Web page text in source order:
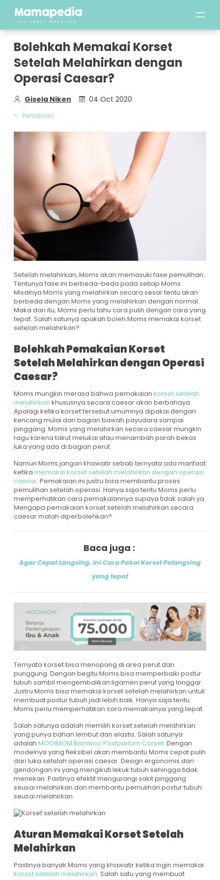
Bolehkah Memakai Korset
Setelah Melahirkan dengan
Operasi Caesar?
Gisela Niken 04 Oct 2020
Persalinan
Setelah melahirkan, Moms akan memasuki fase pemulihan.
Tentunya fase ini berbeda-beda pada setiap Moms.
Misalnya Moms yang melahirkan secara sesar tentu akan
berbeda dengan Moms yang melahirkan dengan normal.
Maka dari itu, Moms perlu tahu cara pulih dengan cara yang
tepat. Salah satunya apakah boleh Moms memakai korset
setelah melahirkan?
Bolehkah Pemakaian Korset
Setelah Melahirkan dengan Operasi
Caesar?
Moms mungkin merasa bahwa pemakaian korset setelah
melahirkan khususnya secara caesar akan berbahaya.
Apalagi ketika korset tersebut umumnya dipakai dengan
kencang mulai dari bagian bawah payudara sampai
pinggang. Moms yang melahirkan secara caesar mungkin
ragu karena takut melukai atau menambah parah bekas
luka yang ada di bagian perut.
Namun Moms jangan khawatir sebab ternyata ada manfaat
ketika memakai korset setelah melahirkan dengan operasi
caesar. Pemakaian ini justru bisa membantu proses
pemulihan setelah operasi. Hanya saja tentu Moms perlu
memperhatikan cara pemakaiannya supaya tidak salah ya.
Mengapa pemakaian korset setelah melahirkan secara
caesar malah diperbolehkan?
Baca juga :
Agar Cepat Langsing, Ini Cara Pakai Korset Pelangsing
yang tepat
Ternyata korset bisa menopang di area perut dan
punggung. Dengan begitu Moms bisa memperbaiki postur
tubuh sambil mengembalikan ligamen perut yang longgar.
Justru Moms bisa memakai korset setelah melahirkan untuk
membuat postur tubuh jadi lebih baik. Hanya saja tentu
Moms perlu memperhatikan cara memakainya yang tepat.
Salah satunya adalah memilih korset setelah melahirkan
yang punya bahan lembut dan elastis. Salah satunya
adalah MOOIMOM Bamboo Postpartum Corset. Dengan
modelnya yang fleksibel akan membantu Moms cepat pulih
dari luka setelah operasi caesar. Design ergonomis dari
gendongan ini yang mengikuti lekuk tubuh sehingga tidak
menekan. Pastinya efektif mengurangi sakit pinggang
seusai melahirkan dan membantu pemulihan postur tubuh
seusai melahirkan.
Aturan Memakai Korset Setelah
Melahirkan
Pastinya banyak Moms yang khawatir ketika ingin memakai
korset setelah melahirkan. Salah satu yang membuat